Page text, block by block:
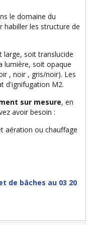
le domaine du
habiller les structure de
large, soit translucide
lumière, soit opaque
, noir , gris/noir). Les
d'ignifugation M2.
sur mesure, en
avoir besoin :
aération ou chauffage
de bâches au 03 20